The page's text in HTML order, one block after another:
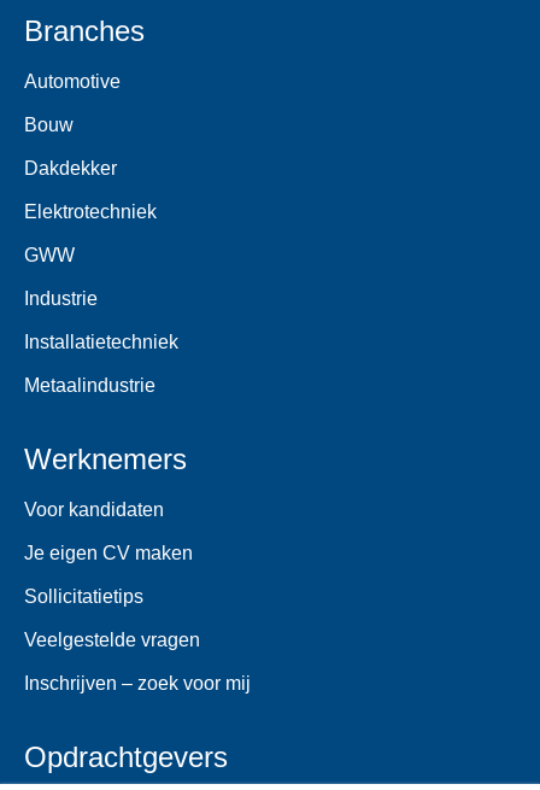
Branches
Automotive
Bouw
Dakdekker
Elektrotechniek
GWW
Industrie
Installatietechniek
Metaalindustrie
Werknemers
Voor kandidaten
Je eigen CV maken
Sollicitatietips
Veelgestelde vragen
Inschrijven – zoek voor mij
Opdrachtgevers